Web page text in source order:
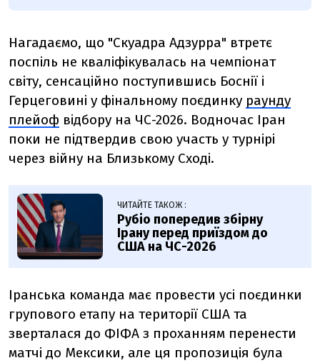
Нагадаємо, що "Скуадра Адзурра" втретє
поспіль не кваліфікувалась на чемпіонат
світу, сенсаційно поступившись Боснії і
Герцеговині у фінальному поєдинку раунду
плейоф відбору на ЧС-2026. Водночас Іран
поки не підтвердив свою участь у турнірі
через війну на Близькому Сході.
ЧИТАЙТЕ ТАКОЖ :
Рубіо попередив збірну
Ірану перед приїздом до
США на ЧС-2026
Іранська команда має провести усі поєдинки
групового етапу на території США та
зверталася до ФІФА з проханням перенести
матчі до Мексики, але ця пропозиція була